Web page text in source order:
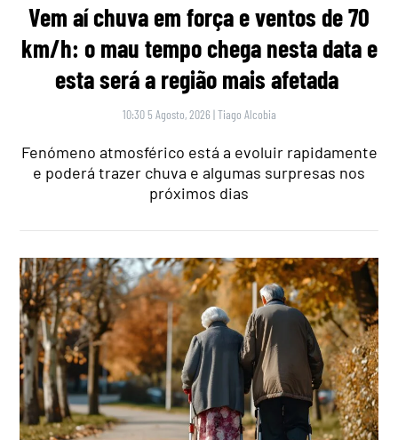
Vem aí chuva em força e ventos de 70
km/h: o mau tempo chega nesta data e
esta será a região mais afetada
10:30 5 Agosto, 2026 |Tiago Alcobia
Fenómeno atmosférico está a evoluir rapidamente
e poderá trazer chuva e algumas surpresas nos
próximos dias